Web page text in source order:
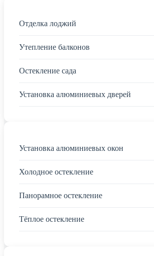
Отделка лоджий
Утепление балконов
Остекление сада
Установка алюминиевых дверей
Установка алюминиевых окон
Холодное остекление
Панорамное остекление
Тёплое остекление